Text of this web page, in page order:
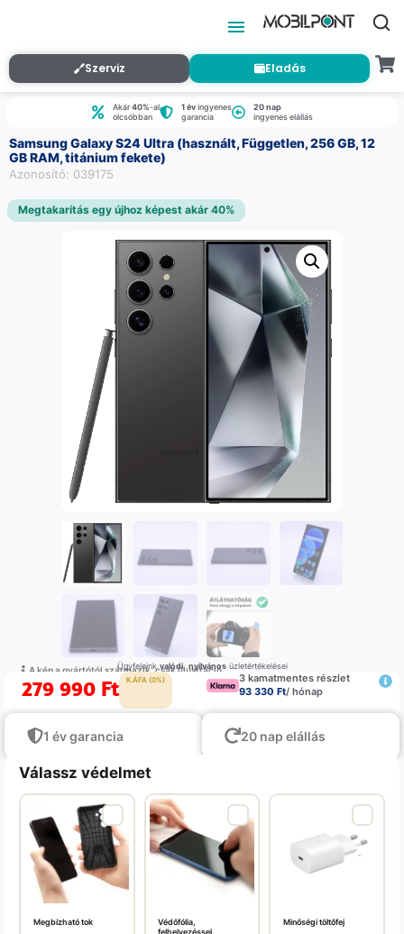
Szerviz Eladás
Akár40%-al
olcsóbban
1 évingyenes
garancia
20 nap
ingyenes elállás
Samsung Galaxy S24 Ultra (használt, Független, 256 GB, 12
GB RAM, titánium fekete)
Azonosító: 039175
Megtakarítás egy újhoz képest akár 40%
A kép a gyártótól származik, csak illustráció
Ügyfeleinkvalódi,nyilvánosüzletértékelései
279 990 Ft K.ÁFA (0%)
3 kamatmentes részlet
93 330 Ft/ hónap
1 év garancia 20 nap elállás
Válassz védelmet
Megbízható tok
Védőfólia,
felhelyezéssel
Minőségi töltőfej